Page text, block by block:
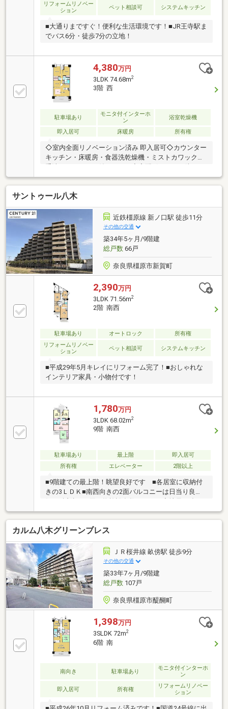
リフォームリノベー
ション
ペット相談可 システムキッチン
■大通りまですぐ！便利な生活環境です！■JR王寺駅ま
でバス6分・徒歩7分の立地！
4,380万円
3LDK 74.68m2
3階 西
駐車場あり
モニタ付インターホ
ン
浴室乾燥機
即入居可 床暖房 所有権
◇室内全面リノベーション済み 即入居可◇カウンター
キッチン・床暖房・食器洗乾燥機・ミストカワック・
メラ◇ペット飼育可（規約による規定あり）◇バルコ
ニー出幅2ｍ◇トランクルーム有◇敷地内分譲駐車
場 ※機械式駐車場につきサイズの規定有（全長
5050mm、全幅1950mm、全高2100mm、重量
サントゥール八木
近鉄橿原線 新ノ口駅 徒歩11分
その他の交通
築34年5ヶ月/9階建
総戸数66戸
奈良県橿原市新賀町
2,390万円
3LDK 71.56m2
2階 南西
駐車場あり オートロック
所有権
リフォームリノベー
ション
ペット相談可 システムキッチン
■平成29年5月キレイにリフォーム完了！■おしゃれな
インテリア家具・小物付です！
1,780万円
3LDK 68.02m2
9階 南西
駐車場あり 最上階
即入居可
所有権
エレベーター 2階以上
■9階建ての最上階！眺望良好です ■各居室に収納付
きの3ＬＤＫ■南西向きの2面バルコニーは日当り良
い！！センチュリー21 近畿不動産販売大和八木店
◆◇皆様に快適なライフタイルをご提案できるように
心をこめてご案内いたします◇ ◇当店の強みは「ワン
ストップサービス！」◇□ご購入の流れ□物件探しの注
意点□お得な金利のご提案 等◇住宅に関するご相
談からご購入後のアフタ―フォローまで、一人の担当
者が行います◇◇お気軽にご相談ください！◇◆お問
合せお待ちしております◆
カルム八木グリーンブレス
ＪＲ桜井線 畝傍駅 徒歩9分
その他の交通
築33年7ヶ月/9階建
総戸数107戸
奈良県橿原市醍醐町
1,398万円
3SLDK 72m2
6階 南
南向き 駐車場あり
モニタ付インターホ
ン
即入居可 所有権
リフォームリノベー
ション